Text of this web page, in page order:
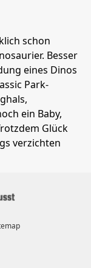
schon
Besser
eines Dinos
Park-
ein Baby,
Glück
verzichten